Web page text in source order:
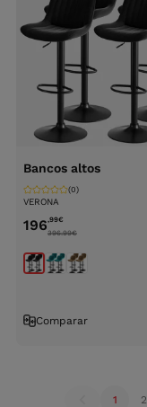
Bancos altos
VERONA
(0)
196,99€
396.99€
Comparar
1 2